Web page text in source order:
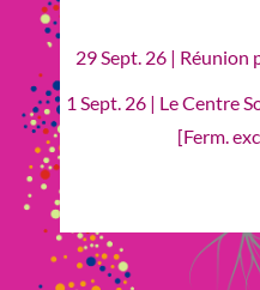
29 Sept. 26 |
1 Sept. 26 | Le Centre
[Ferm.